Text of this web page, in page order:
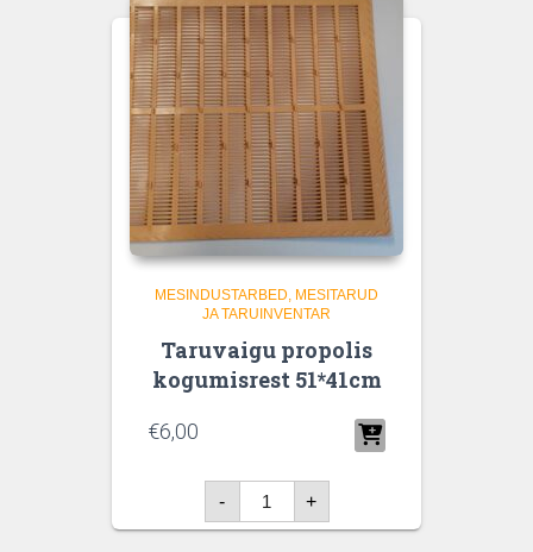
MESINDUSTARBED
MESITARUD
JA TARUINVENTAR
Taruvaigu propolis
kogumisrest 51*41cm
€6,00
-
Taruvaigu
propolis
kogumisrest
51*41cm
+